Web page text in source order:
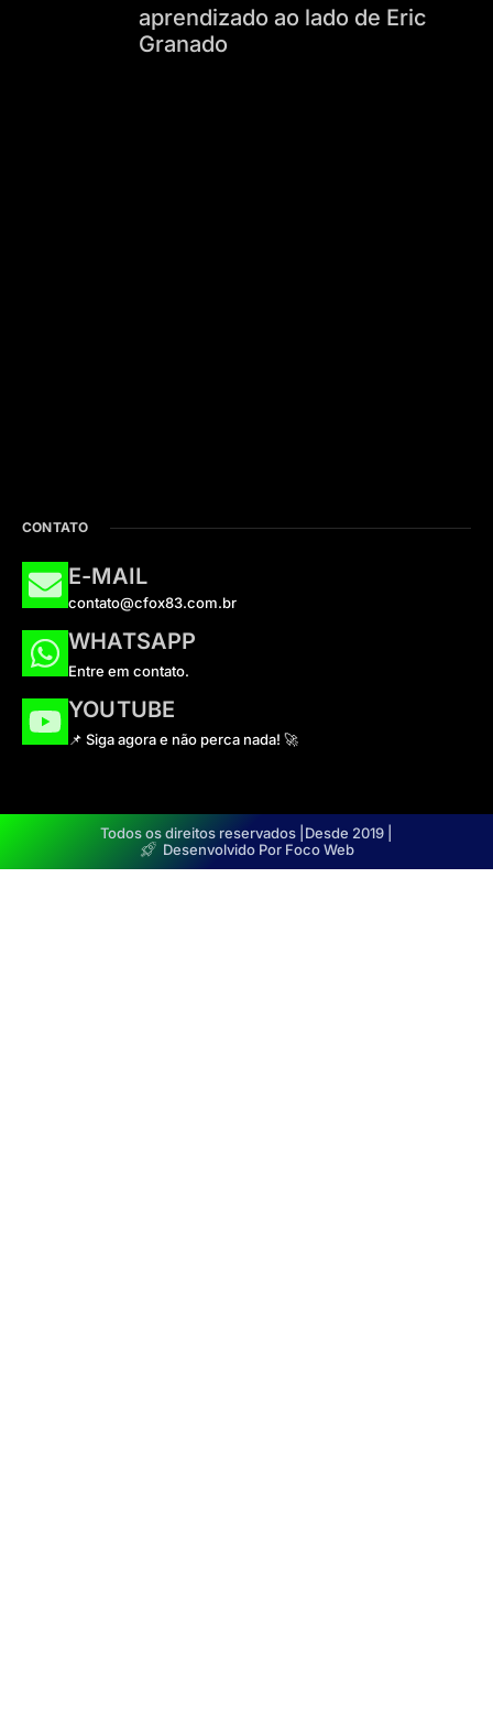
aprendizado ao lado de Eric
Granado
CONTATO
E-MAIL
contato@cfox83.com.br
WHATSAPP
Entre em contato.
YOUTUBE
📌 Siga agora e não perca nada! 🚀
Todos os direitos reservados | Desde 2019 |
Desenvolvido Por Foco Web